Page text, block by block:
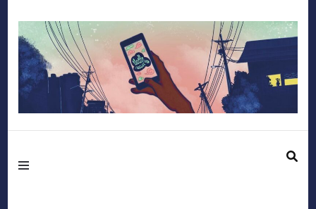
Mediafactory – Le